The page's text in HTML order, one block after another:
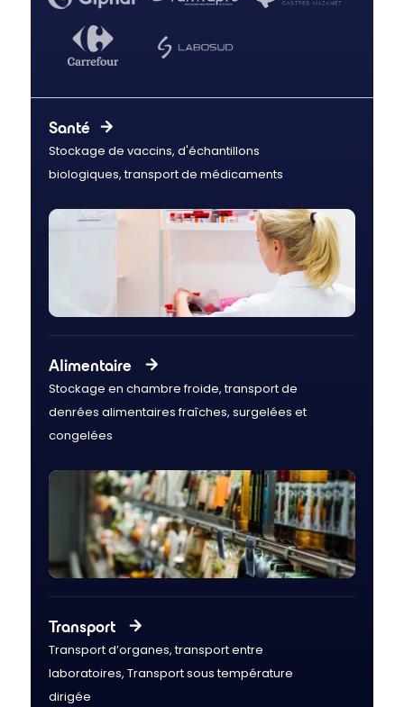
Santé
Stockage de vaccins, d'échantillons
biologiques, transport de médicaments
Alimentaire
Stockage en chambre froide, transport de
denrées alimentaires fraîches, surgelées et
congelées
Transport
Transport d’organes, transport entre
laboratoires, Transport sous température
dirigée